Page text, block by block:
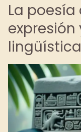
La
lingüística